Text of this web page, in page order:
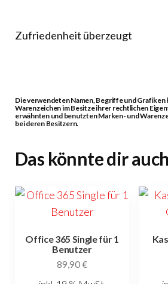
Zufriedenheit überzeugt
Die verwendeten Namen, Begriffe und
Warenzeichen im Besitze ihrer rechtlichen
erwähnten und benutzten Marken- und
bei deren Besitzern.
Das könnte dir
Office 365 Single für 1
Benutzer
89,90€